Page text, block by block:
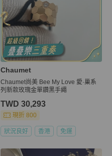
Chaumet
Chaumet尚美 Bee My Love 愛·巢系
列新款玫瑰金單鑽黑手繩
TWD 30,293
現折 800
狀況良好 香港 免運